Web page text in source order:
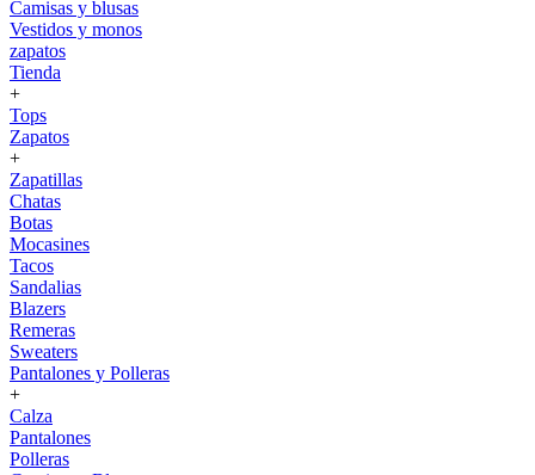
Camisas y blusas
Vestidos y monos
zapatos
Tienda
+
Tops
Zapatos
+
Zapatillas
Chatas
Botas
Mocasines
Tacos
Sandalias
Blazers
Remeras
Sweaters
Pantalones y Polleras
+
Calza
Pantalones
Polleras